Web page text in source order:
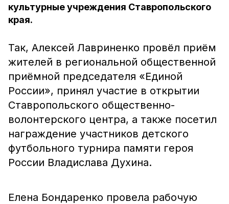
культурные учреждения Ставропольского
края.
Так, Алексей Лавриненко провёл приём
жителей в региональной общественной
приёмной председателя «Единой
России», принял участие в открытии
Ставропольского общественно-
волонтерского центра, а также посетил
награждение участников детского
футбольного турнира памяти героя
России Владислава Духина.
Елена Бондаренко провела рабочую